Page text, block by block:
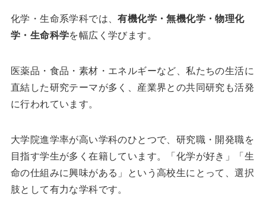
化学・生命系学科では、有機化学・無機化学・物理化
学・生命科学を幅広く学びます。
医薬品・食品・素材・エネルギーなど、私たちの生活に
直結した研究テーマが多く、産業界との共同研究も活発
に行われています。
大学院進学率が高い学科のひとつで、研究職・開発職を
目指す学生が多く在籍しています。「化学が好き」「生
命の仕組みに興味がある」という高校生にとって、選択
肢として有力な学科です。